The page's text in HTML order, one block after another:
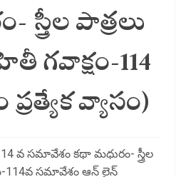
స్త్రీల పాత్రలు
గవాక్షం-114
వ్యాసం)
వ సమావేశం కథా మధురం- స్త్రీల
114వ సమావేశం ఆన్ లైన్